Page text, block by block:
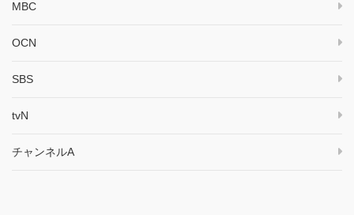
MBC
OCN
SBS
tvN
チャンネルA